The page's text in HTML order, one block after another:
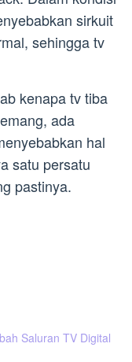
sirkuit
sehingga tv
kenapa tv tiba
ada
hal
satu persatu
pastinya.
Saluran TV Digital